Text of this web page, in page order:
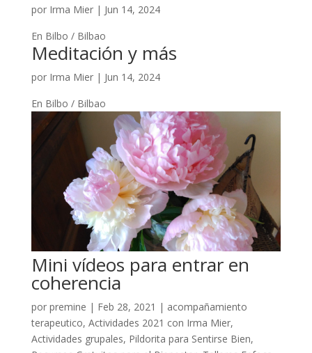
por Irma Mier| Jun 14, 2024
En Bilbo / Bilbao
Meditación y más
por Irma Mier| Jun 14, 2024
En Bilbo / Bilbao
Mini vídeos para entrar en
coherencia
por premine | Feb 28, 2021 | acompañamiento
terapeutico, Actividades 2021 con Irma Mier,
Actividades grupales, Pildorita para Sentirse Bien,